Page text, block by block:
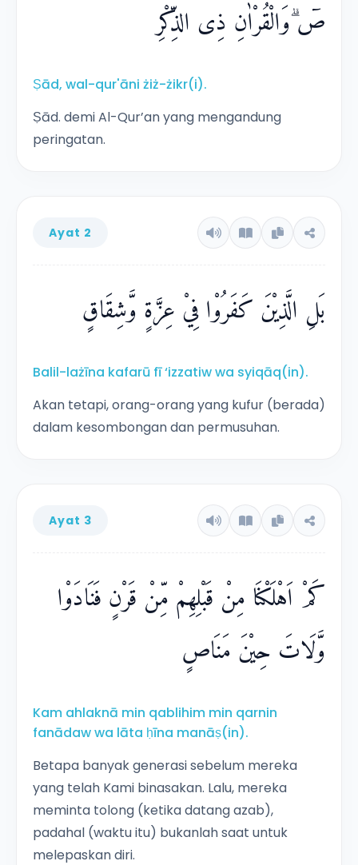
menunjukkan bahwa Al Quran ini adalah
mukjizat Nabi Muhammad s.a.w. yang
صۤ ۗوَالْقُرْاٰنِ ذِى الذِّكْرِۗ
Ṣād, wal-qur'āni żiż-żikr(i).
Ṣād. demi Al-Qur’an yang mengandung
peringatan.
Ayat 2
بَلِ الَّذِيْنَ كَفَرُوْا فِيْ عِزَّةٍ وَّشِقَاقٍ
Balil-lażīna kafarū fī ‘izzatiw wa syiqāq(in).
Akan tetapi, orang-orang yang kufur (berada)
dalam kesombongan dan permusuhan.
Ayat 3
كَمْ اَهْلَكْنَا مِنْ قَبْلِهِمْ مِّنْ قَرْنٍ فَنَادَوْا
وَّلَاتَ حِيْنَ مَنَاصٍ
Kam ahlaknā min qablihim min qarnin
fanādaw wa lāta ḥīna manāṣ(in).
Betapa banyak generasi sebelum mereka
yang telah Kami binasakan. Lalu, mereka
meminta tolong (ketika datang azab),
padahal (waktu itu) bukanlah saat untuk
melepaskan diri.